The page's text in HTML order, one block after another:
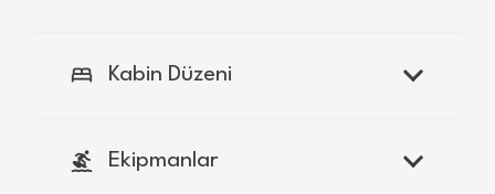
bed Kabin Düzeni
surfing Ekipmanlar